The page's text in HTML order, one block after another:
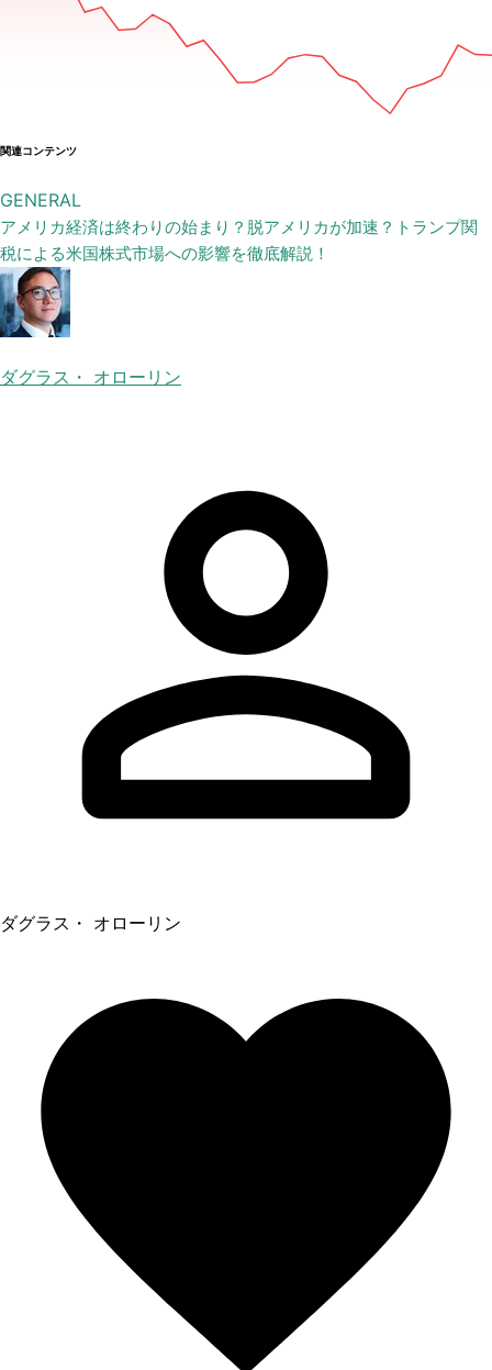
関連コンテンツ
GENERAL
アメリカ経済は終わりの始まり？脱アメリカが加速？トランプ関
税による米国株式市場への影響を徹底解説！
ダグラス・ オローリン
ダグラス・ オローリン